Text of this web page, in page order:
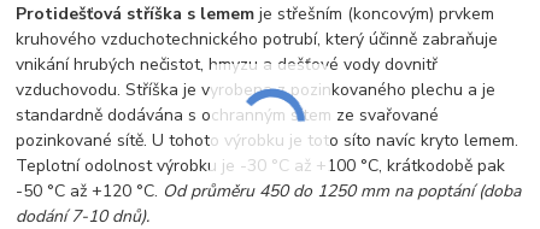
Protidešťová stříška s lememje střešním (koncovým) prvkem
kruhového vzduchotechnického potrubí, který účinně zabraňuje
vnikání hrubých nečistot, hmyzu a dešťové vody dovnitř
vzduchovodu. Stříška je vyrobena z pozinkovaného plechu a je
standardně dodávána s ochranným sítem ze svařované
pozinkované sítě. U tohoto výrobku je toto síto navíc kryto lemem.
Teplotní odolnost výrobku je -30 °C až +100 °C, krátkodobě pak
-50 °C až +120 °C. Od průměru 450 do 1250 mm na poptání (doba
dodání 7-10 dnů).